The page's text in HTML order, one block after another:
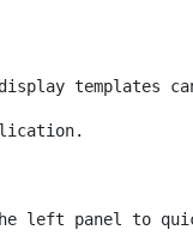
templates
left panel to